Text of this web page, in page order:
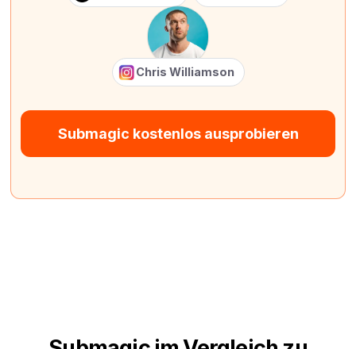
Chris Williamson
Submagic kostenlos ausprobieren